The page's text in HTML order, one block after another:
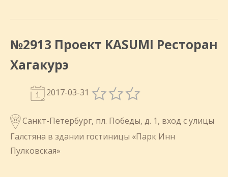
№2913 Проект KASUMI Ресторан
Хагакурэ
2017-03-31
Санкт-Петербург, пл. Победы, д. 1, вход с улицы
Галстяна в здании гостиницы «Парк Инн
Пулковская»